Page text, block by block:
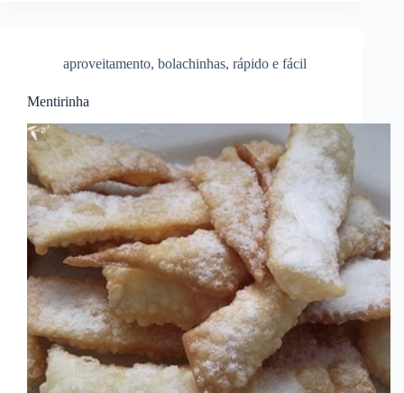
aproveitamento, bolachinhas, rápido e fácil
Mentirinha